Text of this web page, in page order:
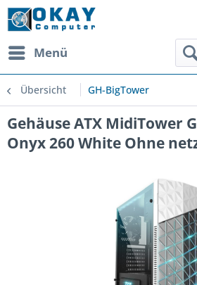
Menü
Übersicht GH-BigTower
Gehäuse ATX MidiTower
Onyx 260 White Ohne